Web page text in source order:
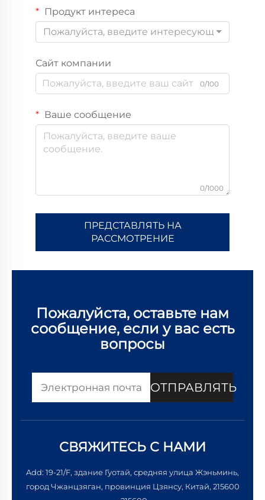
Продукт интереса
Пожалуйста, введите интересующий вас
Сайт компании
0/100
Ваше сообщение
0/1000
ПРЕДСТАВЛЯТЬ НА
РАССМОТРЕНИЕ
Пожалуйста, оставьте нам
сообщение, если у вас есть
вопросы
ОТПРАВЛЯТЬ
СВЯЖИТЕСЬ С НАМИ
Add: 19-21/F, здание Гуотай, средняя улица Жэньминь,
город Чжанцзяган, провинция Цзянсу, Китай, 215600